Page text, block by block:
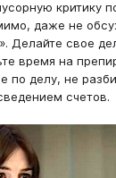
критику
даже не
Делайте свое
время на
по делу, не
счетов.